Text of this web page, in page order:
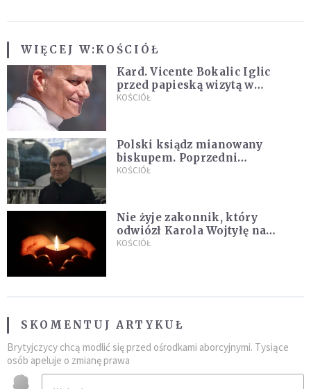
WIĘCEJ W:KOŚCIÓŁ
Kard. Vicente Bokalic Iglic
przed papieską wizytą w
Argentynie: Nasz pokorny lud
KOŚCIÓŁ
Polski ksiądz mianowany
biskupem. Poprzedni
ordynariusz zrezygnował
KOŚCIÓŁ
Nie żyje zakonnik, który
odwiózł Karola Wojtyłę na
konklawe. Jan Paweł II nazywał
KOŚCIÓŁ
SKOMENTUJ ARTYKUŁ
Brytyjczycy chcą modlić się przed ośrodkami aborcyjnymi. Tysiące
osób apeluje o zmianę prawa